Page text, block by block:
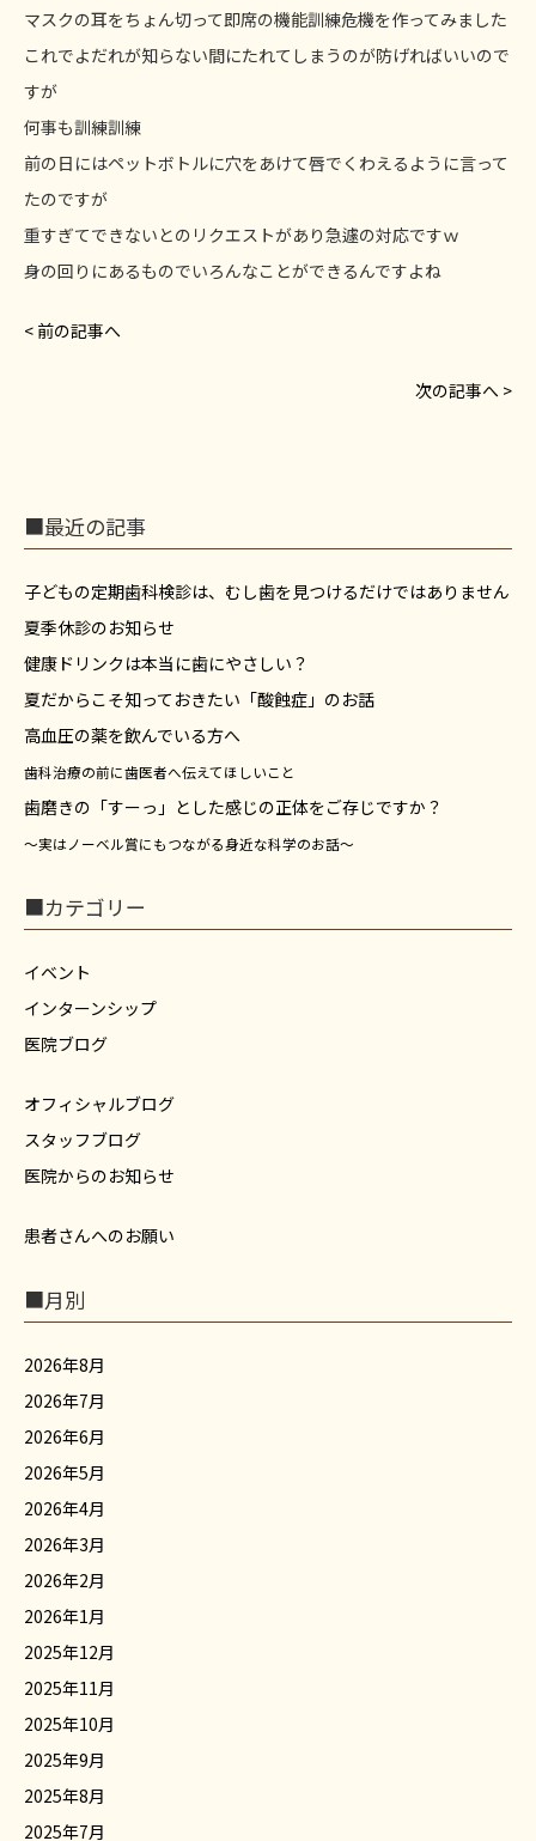
マスクの耳をちょん切って即席の機能訓練危機を作ってみました
これでよだれが知らない間にたれてしまうのが防げればいいので
すが
何事も訓練訓練
前の日にはペットボトルに穴をあけて唇でくわえるように言って
たのですが
重すぎてできないとのリクエストがあり急遽の対応ですｗ
身の回りにあるものでいろんなことができるんですよね
< 前の記事へ
次の記事へ >
■最近の記事
子どもの定期歯科検診は、むし歯を見つけるだけではありません
夏季休診のお知らせ
健康ドリンクは本当に歯にやさしい？
夏だからこそ知っておきたい「酸蝕症」のお話
高血圧の薬を飲んでいる方へ
歯科治療の前に歯医者へ伝えてほしいこと
歯磨きの「すーっ」とした感じの正体をご存じですか？
～実はノーベル賞にもつながる身近な科学のお話～
■カテゴリー
イベント
インターンシップ
医院ブログ
オフィシャルブログ
スタッフブログ
医院からのお知らせ
患者さんへのお願い
■月別
2026年8月
2026年7月
2026年6月
2026年5月
2026年4月
2026年3月
2026年2月
2026年1月
2025年12月
2025年11月
2025年10月
2025年9月
2025年8月
2025年7月